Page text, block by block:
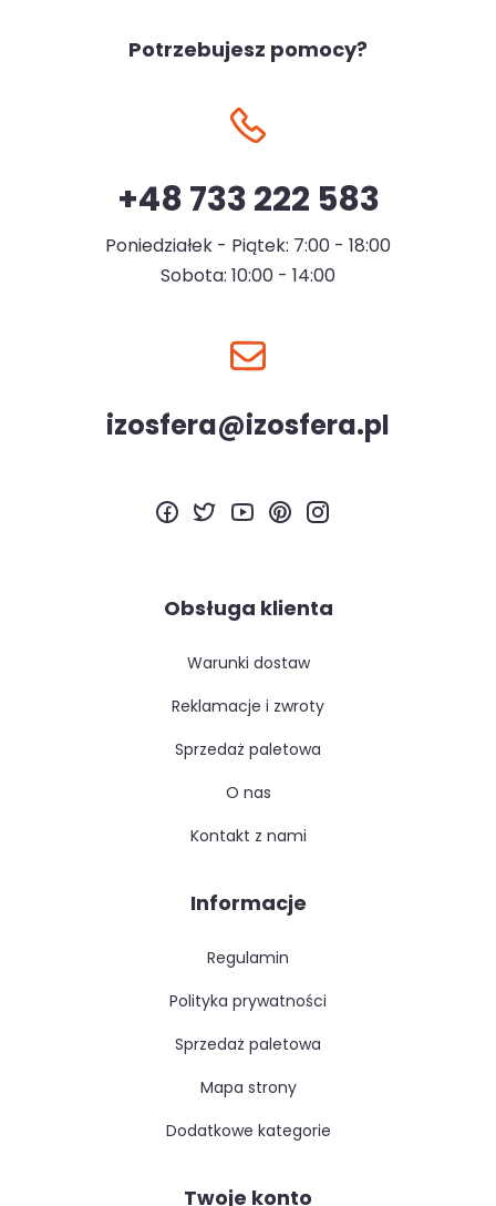
Potrzebujesz pomocy?
+48 733 222 583
Poniedziałek - Piątek: 7:00 - 18:00
Sobota: 10:00 - 14:00
izosfera@izosfera.pl
Obsługa klienta
warunki dostaw
reklamacje i zwroty
sprzedaż paletowa
o nas
kontakt z nami
Informacje
regulamin
polityka prywatności
sprzedaż paletowa
mapa strony
dodatkowe kategorie
Twoje konto